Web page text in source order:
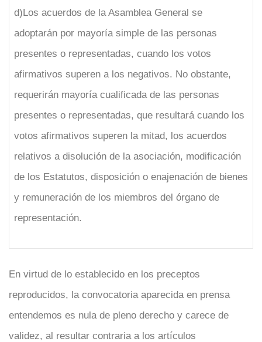
d)Los acuerdos de la Asamblea General se
adoptarán por mayoría simple de las personas
presentes o representadas, cuando los votos
afirmativos superen a los negativos. No obstante,
requerirán mayoría cualificada de las personas
presentes o representadas, que resultará cuando los
votos afirmativos superen la mitad, los acuerdos
relativos a disolución de la asociación, modificación
de los Estatutos, disposición o enajenación de bienes
y remuneración de los miembros del órgano de
representación.
En virtud de lo establecido en los preceptos
reproducidos, la convocatoria aparecida en prensa
entendemos es nula de pleno derecho y carece de
validez, al resultar contraria a los artículos